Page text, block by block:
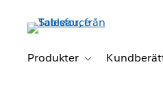
vidare
huvudinnehållet
Produkter Toggle sub-